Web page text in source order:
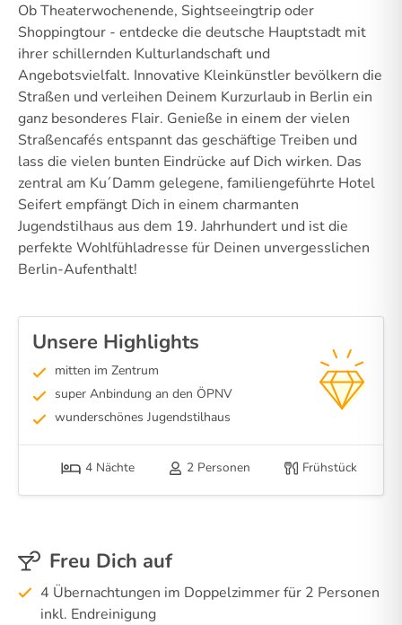
Ob Theaterwochenende, Sightseeingtrip oder
Shoppingtour - entdecke die deutsche Hauptstadt mit
ihrer schillernden Kulturlandschaft und
Angebotsvielfalt. Innovative Kleinkünstler bevölkern die
Straßen und verleihen Deinem Kurzurlaub in Berlin ein
ganz besonderes Flair. Genieße in einem der vielen
Straßencafés entspannt das geschäftige Treiben und
lass die vielen bunten Eindrücke auf Dich wirken. Das
zentral am Ku´Damm gelegene, familiengeführte Hotel
Seifert empfängt Dich in einem charmanten
Jugendstilhaus aus dem 19. Jahrhundert und ist die
perfekte Wohlfühladresse für Deinen unvergesslichen
Berlin-Aufenthalt!
Unsere Highlights
mitten im Zentrum
super Anbindung an den ÖPNV
wunderschönes Jugendstilhaus
4 Nächte 2 Personen Frühstück
Freu Dich auf
4 Übernachtungen im Doppelzimmer für 2 Personen
inkl. Endreinigung